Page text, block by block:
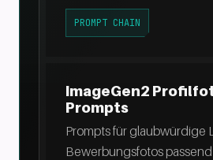
PROMPT CHAIN
ImageGen2
Prompts
Prompts für glaubwürdige
Bewerbungsfotos